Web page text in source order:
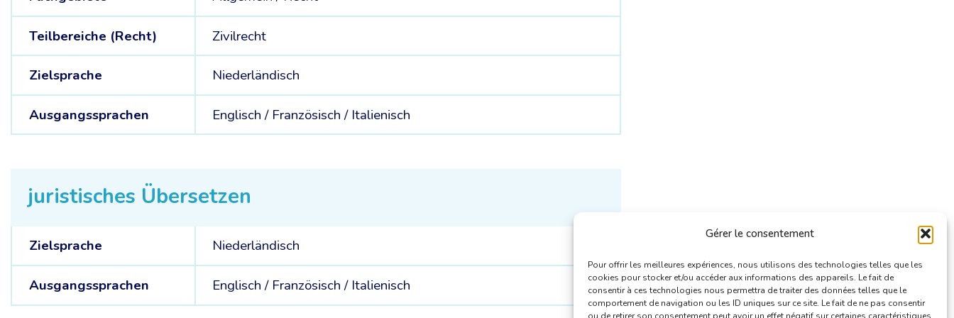
Gérer le consentement
Pour offrir les meilleures expériences, nous utilisons des technologies telles que les
cookies pour stocker et/ou accéder aux informations des appareils. Le fait de
consentir à ces technologies nous permettra de traiter des données telles que le
comportement de navigation ou les ID uniques sur ce site. Le fait de ne pas consentir
Teilbereiche (Recht) Zivilrecht
Zielsprache Niederländisch
Ausgangssprachen Englisch / Französisch / Italienisch
juristisches Übersetzen
Zielsprache Niederländisch
Ausgangssprachen Englisch / Französisch / Italienisch